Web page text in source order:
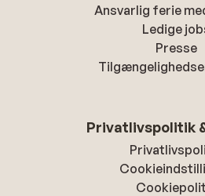
Ansvarlig ferie
Ledige
Presse
Privatlivspolitik